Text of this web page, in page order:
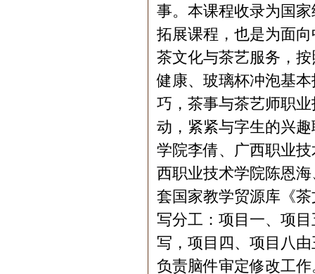
事。本课程收录为国
拓展课程，也是为面
茶文化与茶艺服务，
健康、玻璃杯冲泡基
巧，茶事与茶艺师职
动，紧紧与字生的兴
学院李倩、广西职业
西职业技术学院陈恩
套国家教学贸源库《
写分工：项目一、项
写，项目四、项目八
负责脑件审定修改工